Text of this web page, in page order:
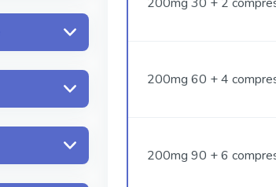
200mg 60 + 4
200mg 90 + 6